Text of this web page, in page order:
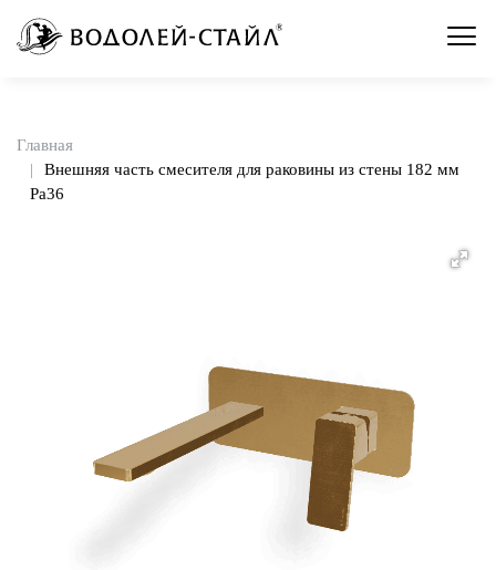
Главная
Внешняя часть смесителя для раковины из стены 182 мм
Pa36